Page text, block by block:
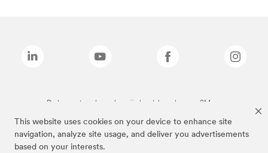
This website uses cookies on your device to enhance site
navigation, analyze site usage, and deliver you advertisements
based on your interests.
De bovenstaande merken zijn handelsmerken van 3M.we